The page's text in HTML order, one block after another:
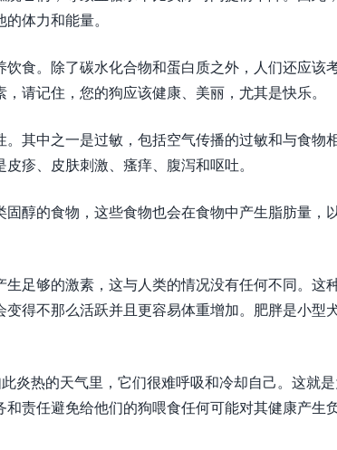
体力和能量。
食。除了碳水化合物和蛋白质之外，人们还应该
请记住，您的狗应该健康、美丽，尤其是快乐。
其中之一是过敏，包括空气传播的过敏和与食物
疹、皮肤刺激、瘙痒、腹泻和呕吐。
醇的食物，这些食物也会在食物中产生脂肪量，
足够的激素，这与人类的情况没有任何不同。这
得不那么活跃并且更容易体重增加。肥胖是小型
炎热的天气里，它们很难呼吸和冷却自己。这就
责任避免给他们的狗喂食任何可能对其健康产生